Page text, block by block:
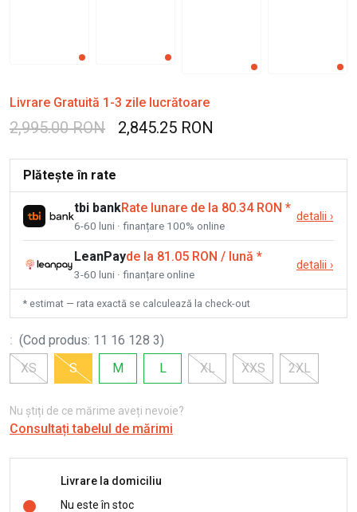
Livrare Gratuită 1-3 zile lucrătoare
2,995.00 RON 2,845.25 RON
Plătește în rate
tbi bankRate lunare de la 80.34 RON *
6-60 luni · finanțare 100% online
detalii ›
LeanPayde la 81.05 RON / lună *
3-60 luni · finanțare online
detalii ›
* estimat — rata exactă se calculează la check-out
: (Cod produs: 11 16 128 3)
XS
S M L XL XXS 2XL
Nu știți de ce mărime aveți nevoie?
Consultați tabelul de mărimi
Livrare la domiciliu
Nu este în stoc